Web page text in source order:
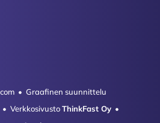
• Graafinen suunnittelu
• VerkkosivustoThinkFast Oy •